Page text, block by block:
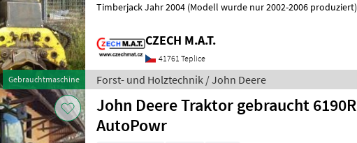
Gebrauchtmaschine
Timberjack Jahr 2004 (Modell wurde nur 2002-2006 produziert) 17 000
CZECH M.A.T.
41761 Teplice
Forst- und Holztechnik / John Deere
John Deere Traktor gebraucht 6190R
AutoPowr